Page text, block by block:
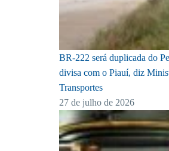
BR-222 será duplicada do
divisa com o Piauí, diz
Transportes
27 de julho de 2026